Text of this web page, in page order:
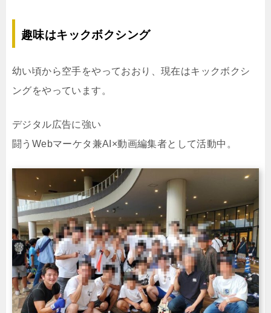
趣味はキックボクシング
幼い頃から空手をやっておおり、現在はキックボクシ
ングをやっています。
デジタル広告に強い
闘うWebマーケタ兼AI×動画編集者として活動中。